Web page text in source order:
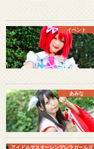
イベント
あみな
アイドルマスターシンデレラガールズ